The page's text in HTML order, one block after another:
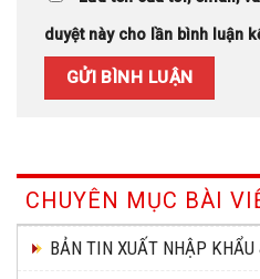
duyệt này cho lần bình luận
CHUYÊN MỤC BÀI
BẢN TIN XUẤT NHẬP KHẨU